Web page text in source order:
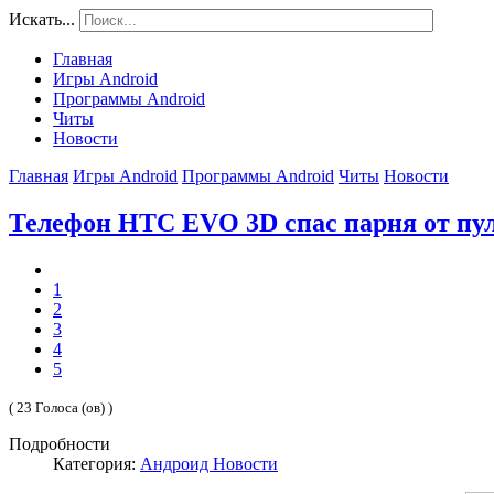
Искать...
Главная
Игры Android
Программы Android
Читы
Новости
Главная Игры Android Программы Android Читы Новости
Телефон HTC EVO 3D спас парня от
1
2
3
4
5
( 23 Голоса (ов) )
Подробности
Категория: Андроид Новости